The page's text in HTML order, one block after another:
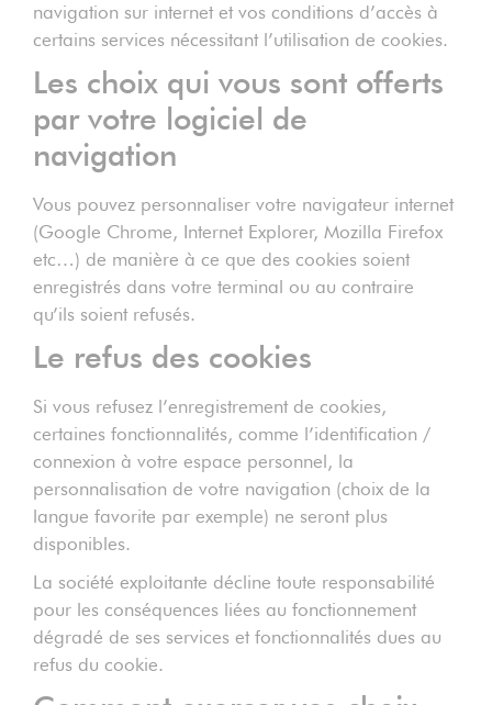
navigation sur internet et vos conditions d’accès à
certains services nécessitant l’utilisation de cookies.
Les choix qui vous sont offerts
par votre logiciel de
navigation
Vous pouvez personnaliser votre navigateur internet
(Google Chrome, Internet Explorer, Mozilla Firefox
etc…) de manière à ce que des cookies soient
enregistrés dans votre terminal ou au contraire
qu’ils soient refusés.
Le refus des cookies
Si vous refusez l’enregistrement de cookies,
certaines fonctionnalités, comme l’identification /
connexion à votre espace personnel, la
personnalisation de votre navigation (choix de la
langue favorite par exemple) ne seront plus
disponibles.
La société exploitante décline toute responsabilité
pour les conséquences liées au fonctionnement
dégradé de ses services et fonctionnalités dues au
refus du cookie.